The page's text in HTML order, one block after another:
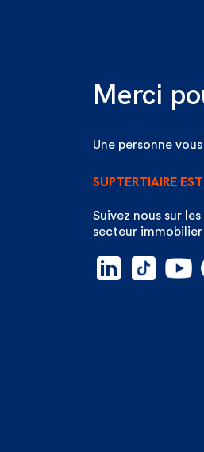
Merci
Une personne
SUPTERTIAIRE
Suivez nous sur
secteur immobilier